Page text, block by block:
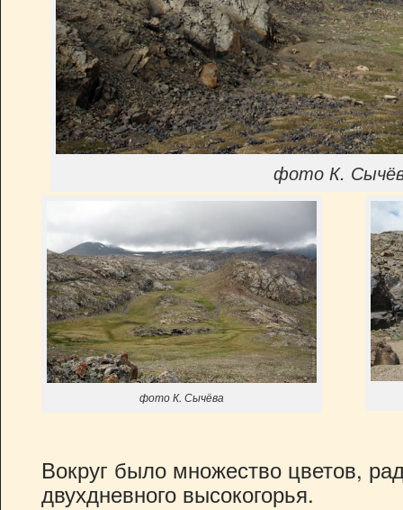
фото К.
фото К. Сычёва
Вокруг было множество цветов,
двухдневного высокогорья.